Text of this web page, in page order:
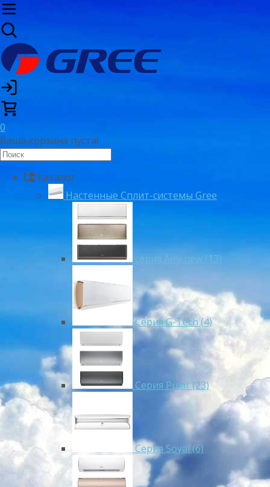
0
Ваша корзина пуста!
Каталог
Настенные Сплит-системы Gree
серия Airy new (13)
Серия G-Tech (4)
Серия Pular (23)
Cерия Soyal (6)